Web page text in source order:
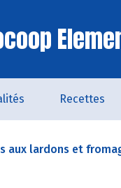
Recettes
aux lardons et